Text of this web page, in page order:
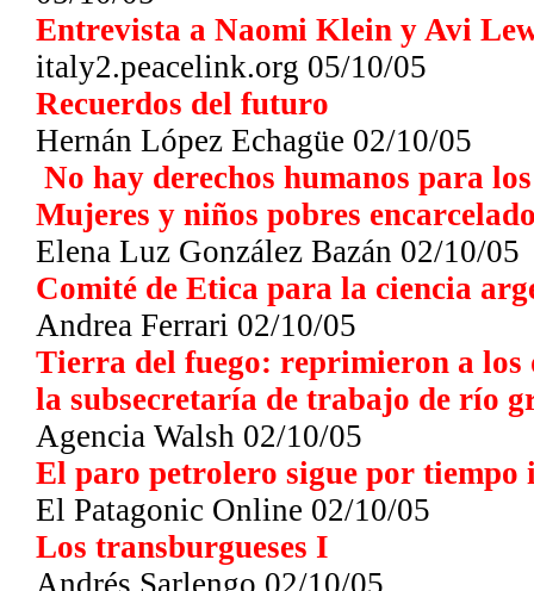
Entrevista a Naomi Klein y Avi
italy2.peacelink.org 05/10/05
Recuerdos del futuro
Hernán López Echagüe 02/10/05
No hay derechos humanos para
Mujeres y niños pobres
Elena Luz González Bazán 02/10/05
Comité de Etica para la ciencia
Andrea Ferrari 02/10/05
Tierra del fuego: reprimieron a los
la subsecretaría de trabajo de río
Agencia Walsh 02/10/05
El paro petrolero sigue por tiempo
El Patagonic Online 02/10/05
Los transburgueses I
Andrés Sarlengo 02/10/05